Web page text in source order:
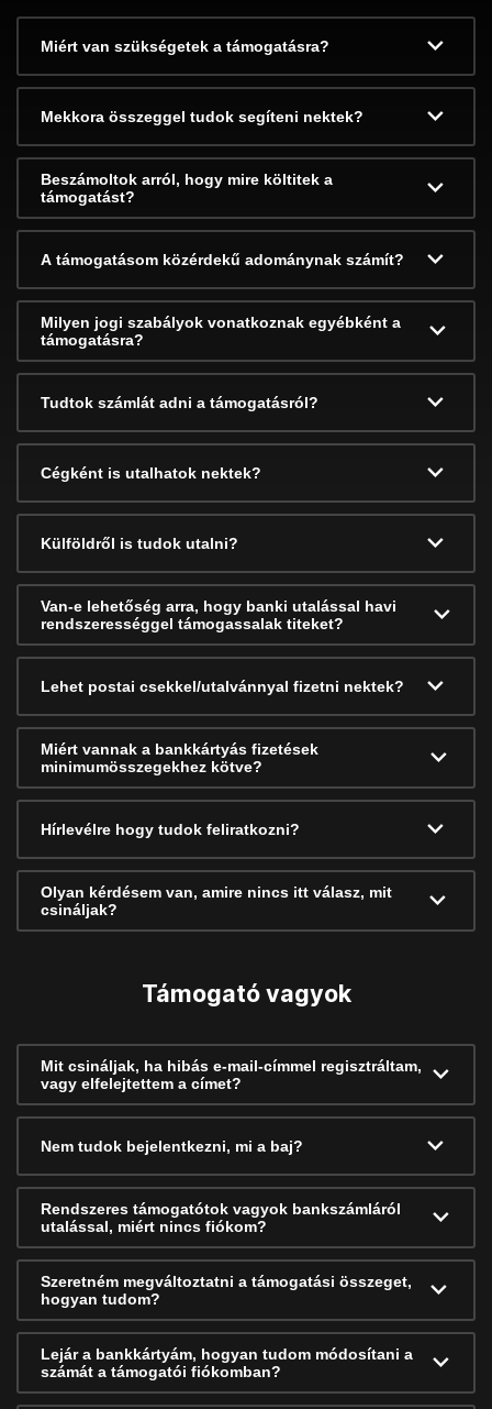
Miért van szükségetek a támogatásra?
Mekkora összeggel tudok segíteni nektek?
Beszámoltok arról, hogy mire költitek a
támogatást?
A támogatásom közérdekű adománynak számít?
Milyen jogi szabályok vonatkoznak egyébként a
támogatásra?
Tudtok számlát adni a támogatásról?
Cégként is utalhatok nektek?
Külföldről is tudok utalni?
Van-e lehetőség arra, hogy banki utalással havi
rendszerességgel támogassalak titeket?
Lehet postai csekkel/utalvánnyal fizetni nektek?
Miért vannak a bankkártyás fizetések
minimumösszegekhez kötve?
Hírlevélre hogy tudok feliratkozni?
Olyan kérdésem van, amire nincs itt válasz, mit
csináljak?
Támogató vagyok
Mit csináljak, ha hibás e-mail-címmel regisztráltam,
vagy elfelejtettem a címet?
Nem tudok bejelentkezni, mi a baj?
Rendszeres támogatótok vagyok bankszámláról
utalással, miért nincs fiókom?
Szeretném megváltoztatni a támogatási összeget,
hogyan tudom?
Lejár a bankkártyám, hogyan tudom módosítani a
számát a támogatói fiókomban?